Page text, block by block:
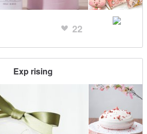
22
Exp rising